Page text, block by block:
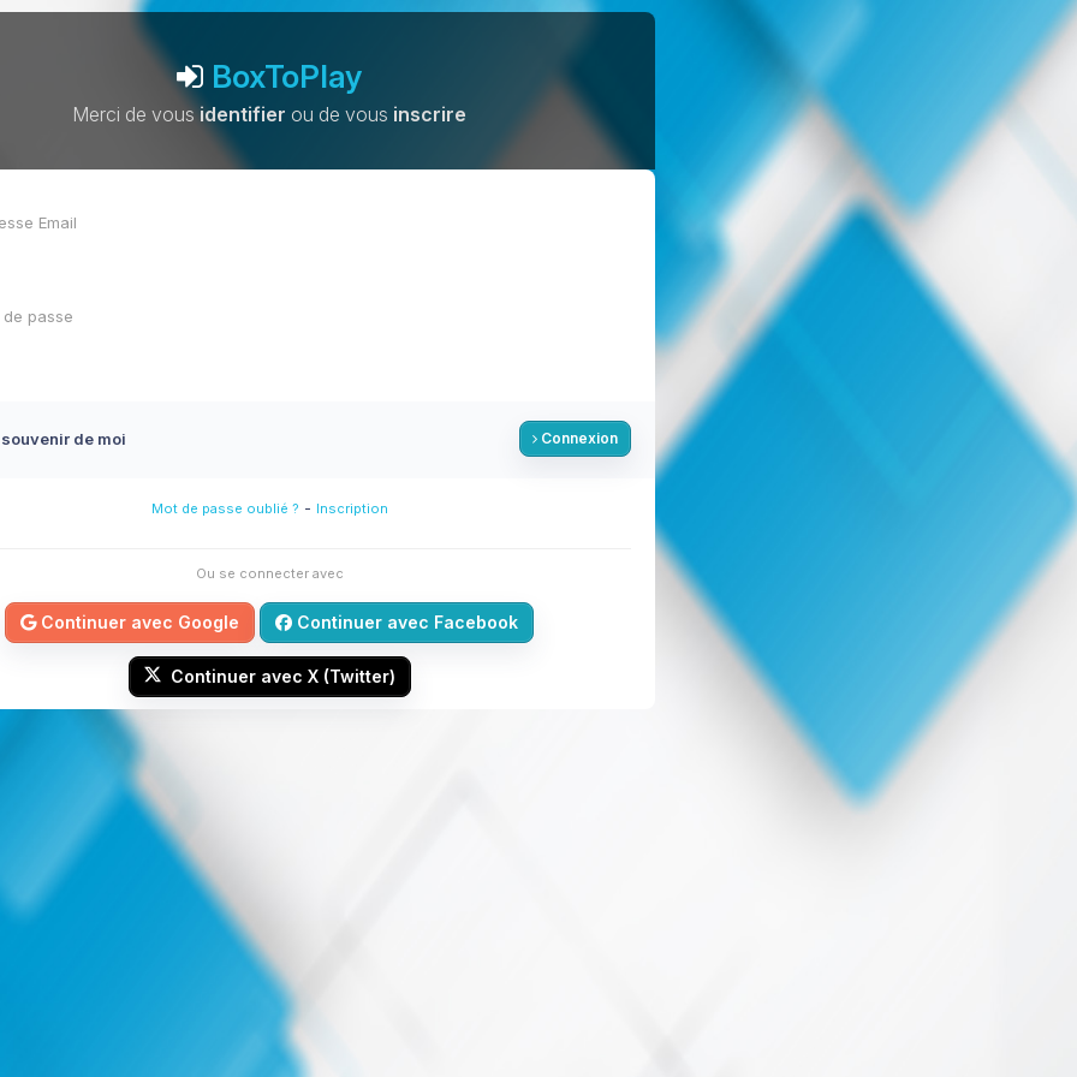
BoxToPlay
Merci de vousidentifier ou de vous inscrire
de moi Connexion
Mot de passe oublié ? - Inscription
Ou se connecter avec
Continuer avec Google Continuer avec Facebook
Continuer avec X (Twitter)